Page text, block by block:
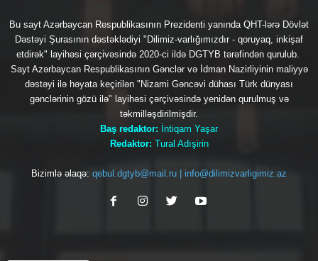
Bu sayt Azərbaycan Respublikasının Prezidenti yanında QHT-lərə Dövlət
Dəstəyi Şurasının dəstəklədiyi "Dilimiz-varlığımızdır - qoruyaq, inkişaf
etdirək" layihəsi çərçivəsində 2020-ci ildə DGTYB tərəfindən qurulub.
Sayt Azərbaycan Respublikasının Gənclər və İdman Nazirliyinin maliyyə
dəstəyi ilə həyata keçirilən "Nizami Gəncəvi dühası Türk dünyası
gənclərinin gözü ilə" layihəsi çərçivəsində yenidən qurulmuş və
təkmilləşdirilmişdir.
Baş redaktor: İntiqam Yaşar
Redaktor: Tural Adışirin
Bizimlə əlaqə: qebul.dgtyb@mail.ru | info@dilimizvarligimiz.az